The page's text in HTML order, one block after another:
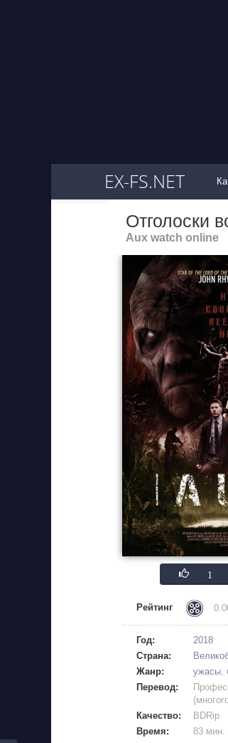
EX-FS.NET
Отголоски
Aux watch online
1
Рейтинг
Год:
2018
Страна:
Жанр:
ужасы,
Перевод:
Качество:
BDRip
Время:
83 мин.